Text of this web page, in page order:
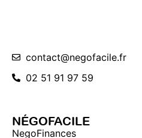
contact@negofacile.fr
02 51 91 97 59
NÉGOFACILE
NegoFinances